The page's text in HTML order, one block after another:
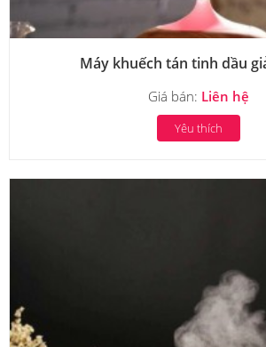
Máy khuếch tán tinh dầu
Giá bán: Liên hệ
Yêu thích